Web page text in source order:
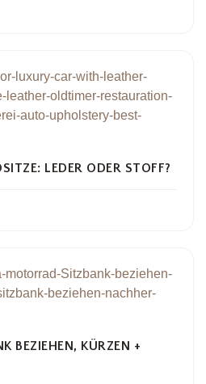
LEDER ODER STOFF?
BEZIEHEN, KÜRZEN +